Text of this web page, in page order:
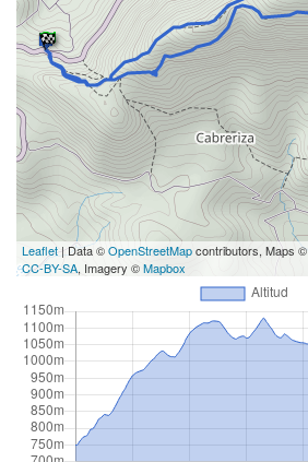
Leaflet| Data ©OpenStreetMapcontributors, Maps ©
CC-BY-SA, Imagery ©Mapbox